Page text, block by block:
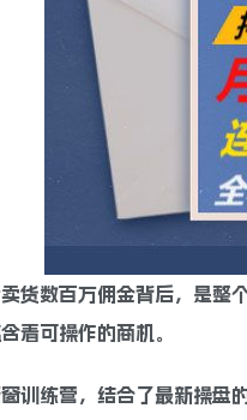
货数百万佣金背后，是整
着可操作的商机。
训练营，结合了最新操盘